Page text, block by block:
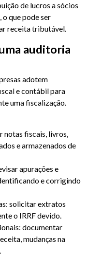
de lucros a sócios
que pode ser
receita tributável.
auditoria
adotem
e contábil para
uma fiscalização.
notas fiscais, livros,
e armazenados de
apurações e
e corrigindo
solicitar extratos
o IRRF devido.
documentar
mudanças na